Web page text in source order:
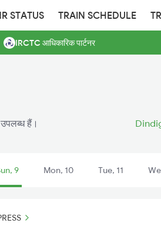
STATUS TRAIN SCHEDULE
IRCTC आधिकारिक पार्टनर
हैं।
9 Mon, 10 Tue, 11